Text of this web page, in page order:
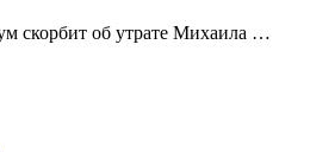
скорбит об утрате Михаила …